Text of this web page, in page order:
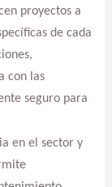
proyectos a
de cada
con las
seguro para
en el sector y